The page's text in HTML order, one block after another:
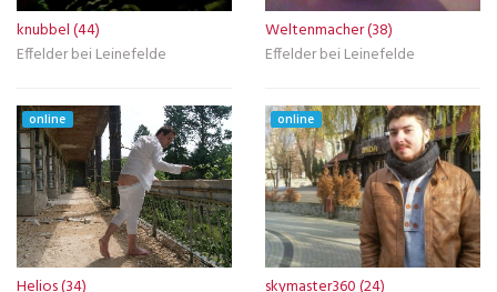
knubbel (44)
Effelder bei Leinefelde
Weltenmacher (38)
Effelder bei Leinefelde
online
Helios (34)
online
skymaster360 (24)